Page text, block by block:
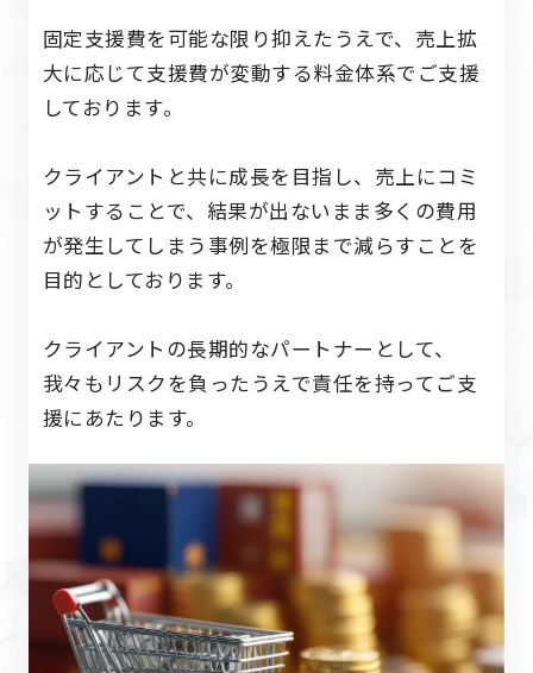
固定支援費を可能な限り抑えたうえで、売上拡
大に応じて支援費が変動する料金体系でご支援
しております。
クライアントと共に成長を目指し、売上にコミ
ットすることで、 結果が出ないまま多くの費用
が発生してしまう事例を極限まで減らすことを
目的としております。
クライアントの長期的なパートナーとして、
我々もリスクを負ったうえで責任を持ってご支
援にあたります。